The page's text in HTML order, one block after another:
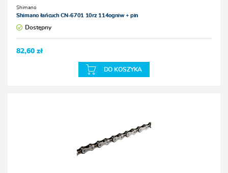
Shimano
Shimano łańcuch CN-6701 10rz 114ogniw + pin
Dostępny
82,60 zł
DO KOSZYKA